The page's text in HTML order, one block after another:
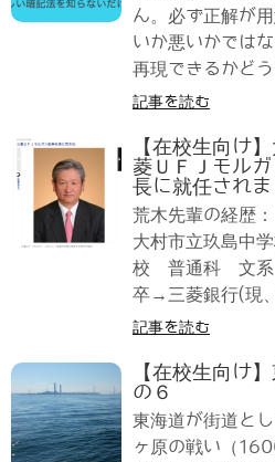
ん。必ず正解が
いか悪いかでは
再現できるかどう
記事を読む
【在校生向け
菱ＵＦＪモル
長に就任されま
荒木先輩の経歴
大村市立玖島中
校 普通科 文系
卒→三菱銀行(現、
記事を読む
【在校生向け
の６
東海道が街道と
ヶ原の戦い（